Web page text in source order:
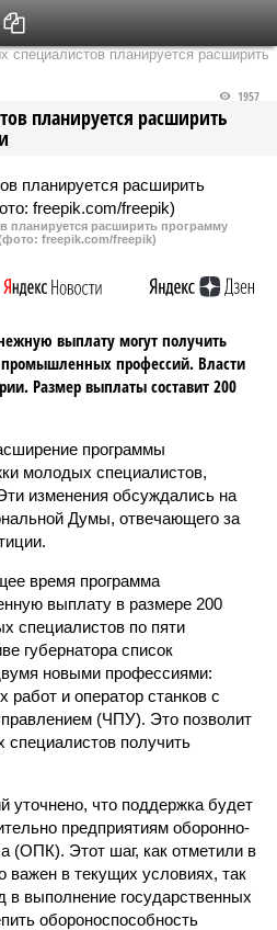
в Саратове
специалистов планируется расширить
планируется расширить
1957
планируется расширить программу
freepik.com/freepik)
выплату могут получить
профессий. Власти
Размер выплаты составит 200
программы
молодых специалистов,
изменения обсуждались на
Думы, отвечающего за
время программа
выплату в размере 200
специалистов по пяти
губернатора список
новыми профессиями:
и оператор станков с
(ЧПУ). Это позволит
получить
уточнено, что поддержка будет
предприятиям оборонно-
(ОПК). Этот шаг, как отметили в
важен в текущих условиях, так
в выполнение государственных
обороноспособность